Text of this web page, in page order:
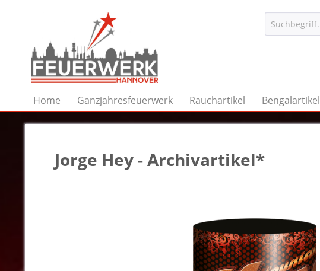
Home Ganzjahresfeuerwerk Rauchartikel Bengalartikel
Jorge Hey - Archivartikel*